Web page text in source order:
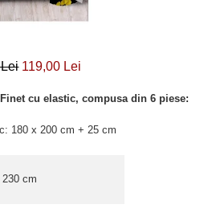
119,00 Lei
cu elastic, compusa din 6 piese:
180 x 200 cm + 25 cm
cm